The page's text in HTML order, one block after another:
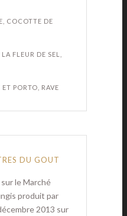
COCOTTE DE
FLEUR DE SEL,
PORTO, RAVE
DU GOUT
le Marché
produit par
2013 sur